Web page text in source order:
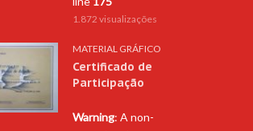
1.872 visualizações
MATERIAL GRÁFICO
Certificado de
Participação
Warning: A non-